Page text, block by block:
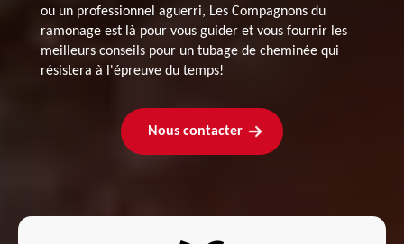
ou un professionnel aguerri, Les Compagnons du
ramonage est là pour vous guider et vous fournir les
meilleurs conseils pour un tubage de cheminée qui
résistera à l'épreuve du temps!
Nous contacter